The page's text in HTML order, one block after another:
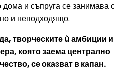
и съпруга се занимава с
и неподходящо.
творческите ù амбиции и
която заема централно
се оказват в капан.